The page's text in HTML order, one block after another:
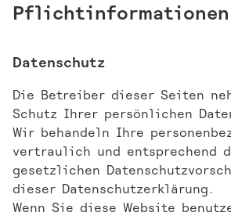
Pflicht­informationen
Datenschutz
Die Betreiber dieser Seiten
Schutz Ihrer persönlichen
Wir behandeln Ihre
vertraulich und entsprechend
gesetzlichen
dieser Datenschutzerklärung.
Wenn Sie diese Website